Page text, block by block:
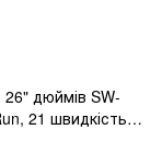
дюймів SW-
21 швидкість,